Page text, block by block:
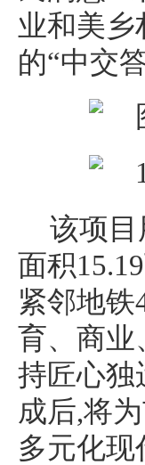
业和美乡
的“中交
该项目
面积
紧邻地
育、商业
持匠心独
成后,将
多元化现